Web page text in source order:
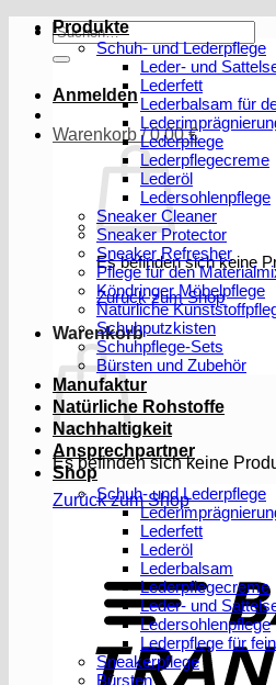
Suchen
nach:
Anmelden
Warenkorb /0,00€
Es befinden sich keine
Zurück zum Shop
Warenkorb
Es befinden sich keine
Zurück zum Shop
Produkte
Schuh- und Lederpflege
Leder- und
Lederfett
Lederbalsam für
Lederpflege
Lederpflegecreme
Lederöl
Ledersohlenpflege
Sneaker Cleaner
Sneaker Protector
Sneaker Refresher
Pflege für den
Köndringer Möbelpflege
Natürliche
Schuhputzkisten
Schuhpflege-Sets
Bürsten und Zubehör
Manufaktur
Natürliche Rohstoffe
Nachhaltigkeit
Ansprechpartner
Shop
Schuh- und Lederpflege
Lederfett
Lederöl
Lederbalsam
Lederpflegecreme
Leder- und
Ledersohlenpflege
Lederpflege für
Sneakerpflege
Bürsten